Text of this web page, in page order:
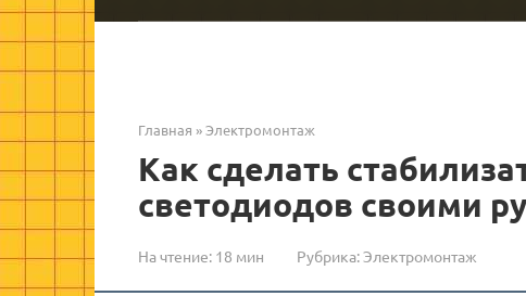
Главная »Электромонтаж
Как сделать
светодиодов своими
На чтение: 18 мин Рубрика:Электромонтаж